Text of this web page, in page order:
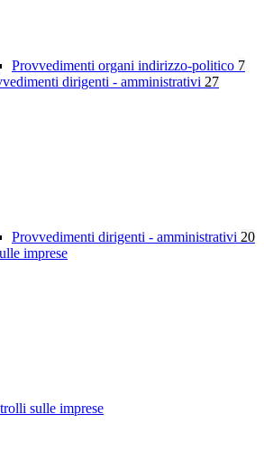
Provvedimenti organi indirizzo-politico 7
dirigenti - amministrativi 27
Provvedimenti dirigenti - amministrativi 20
imprese
sulle imprese